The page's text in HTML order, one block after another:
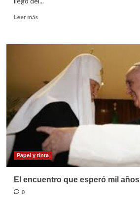
Leer másLeer
Una
cielo
Papel y tinta
El encuentro que esperó mil años
0